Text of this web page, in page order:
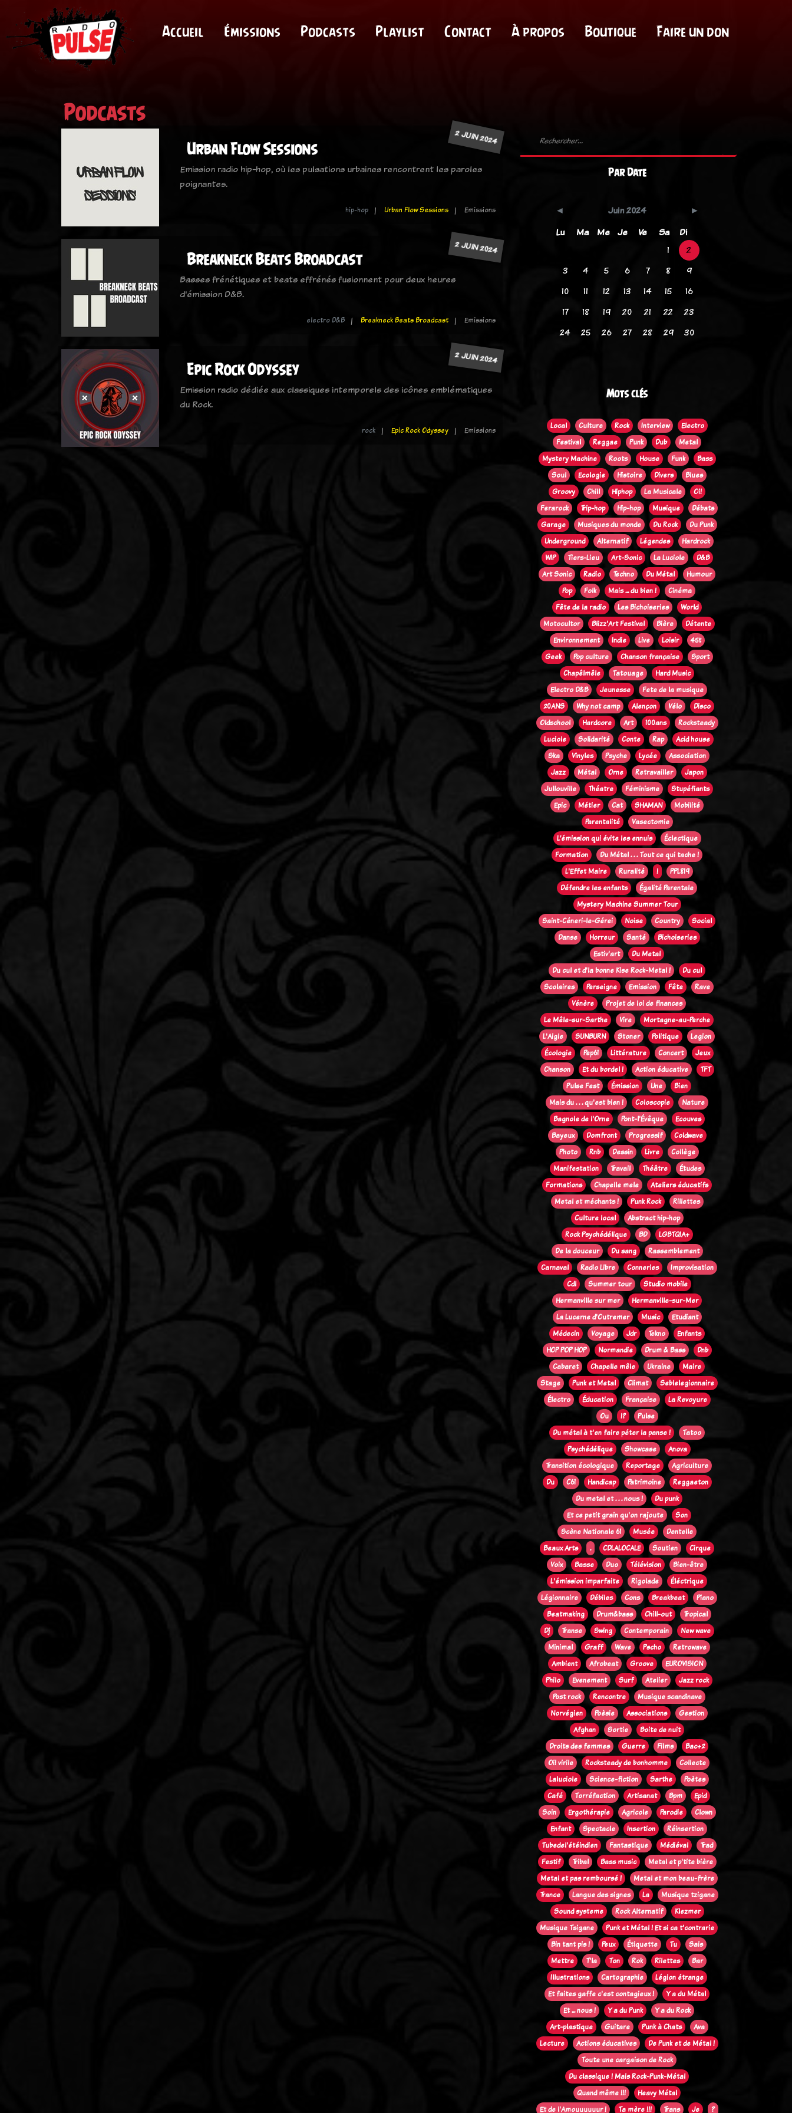
Accueil Émissions Podcasts Playlist Contact À propos Boutique Faire un don
Podcasts
2 JUIN 2024
Urban Flow Sessions
Emission radio hip-hop, où les pulsations urbaines rencontrent les paroles
poignantes.
hip-hop Urban Flow Sessions Emissions
2 JUIN 2024
Breakneck Beats Broadcast
Basses frénétiques et beats effrénés fusionnent pour deux heures
d'émission D&B.
electro D&B Breakneck Beats Broadcast Emissions
2 JUIN 2024
Epic Rock Odyssey
Emission radio dédiée aux classiques intemporels des icônes emblématiques
du Rock.
rock Epic Rock Odyssey Emissions
Par Date
Juin 2024
Lu
Ma Me Je Ve Sa
Di
1
2
3
4 5 6 7 8
9
10
11 12 13 14 15
16
17
18 19 20 21 22
23
24
25 26 27 28 29 30
Mots clés
Local Culture Rock Interview
Electro
Festival
Reggae Punk Dub
Metal
Mystery Machine
Roots House Funk
Bass
Soul
Ecologie Histoire Divers
Blues
Groovy
Chill Hiphop La Musicale
Oi!
Ferarock
Trip-hop Hip-hop Musique
Débats
Garage
Musiques du monde Du Rock
Du Punk
Underground
Alternatif Légendes
Hardrock
WIP
Tiers-Lieu Art-Sonic La Luciole
D&B
Art Sonic
Radio Techno Du Métal
Humour
Pop
Folk Mais ... du bien !
Cinéma
Fête de la radio
Les Bichoiseries
World
Motocultor
Blizz'Art Festival Bière
Détente
Environnement
Indie Live Loisir
45t
Geek
Pop culture Chanson française
Sport
Chapêlmêle
Tatouage
Hard Music
Electro D&B
Jeunesse
Fete de la musique
20ANS
Why not camp Alençon Vélo
Disco
Oldschool
Hardcore Art 100ans
Rocksteady
Luciole
Solidarité Conte Rap
Acid house
Ska
Vinyles Psyche Lycée
Association
Jazz
Métal Orne Retravailler
Japon
Jullouville
Théatre Féminisme
Stupéfiants
Epic
Métier Cat SHAMAN
Mobilité
Parentalité
Vasectomie
L’émission qui évite les ennuis
Éclectique
Formation
Du Métal . . . Tout ce qui tache !
L'Effet Maire
Ruralité !
PPL819
Défendre les enfants
Égalité Parentale
Mystery Machine Summer Tour
Saint-Céneri-le-Gérei
Noise Country
Social
Danse
Horreur Santé
Bichoiseries
Estiv'art
Du Metal
Du cul et d'la bonne Kise Rock-Metal !
Du cul
Scolaires
Perseigne Emission Fête
Rave
Vénère
Projet de loi de finances
Le Mêle-sur-Sarthe
Vire
Mortagne-au-Perche
L'Aigle
SUNBURN Stoner Politique
Legion
Écologie
Pep61 Littérature Concert
Jeux
Chanson
Et du bordel ! Action éducative
TFT
Pulse Fest
Émission Une
Bien
Mais du . . . qu'est bien !
Coloscopie
Nature
Bagnole de l'Orne
Pont-l'Évêque
Ecouves
Bayeux
Domfront Progressif
Coldwave
Photo
Rnb Dessin Livre
Collège
Manifestation
Travail Théâtre
Études
Formations
Chapelle mele
Ateliers éducatifs
Metal et méchants !
Punk Rock
Rillettes
Culture local
Abstract hip-hop
Rock Psychédélique
BD
LGBTQIA+
De la douceur
Du sang
Rassemblement
Carnaval
Radio Libre Conneries
Improvisation
Cdl
Summer tour
Studio mobile
Hermanville sur mer
Hermanville-sur-Mer
La Lucerne d'Outremer
Music
Etudiant
Médecin
Voyage Jdr Tekno
Enfants
HOP POP HOP
Normandie Drum & Bass
Dnb
Cabaret
Chapelle mêle Ukraine
Maire
Stage
Punk et Metal Climat
Seblelegionnaire
Électro
Éducation Française
La Revoyure
Ou
!?
Pulse
Du métal à t'en faire péter la panse !
Tatoo
Psychédélique
Showcase
Anova
Transition écologique
Reportage
Agriculture
Du
C61 Handicap Patrimoine
Reggaeton
Du metal et . . . nous !
Du punk
Et ce petit grain qu'on rajoute
Son
Scène Nationale 61
Musée
Dentelle
Beaux Arts
. CDLALOCALE Soutien
Cirque
Voix
Basse Duo Télévision
Bien-être
L'émission imparfaite
Rigolade
Éléctrique
Légionnaire
Débiles Cons Breakbeat
Piano
Beatmaking
Drum&bass Chill-out
Tropical
Dj
Transe Swing Contemporain
New wave
Minimal
Graff Wave Pscho
Retrowave
Ambient
Afrobeat Groove
EUROVISION
Philo
Evenement Surf Atelier
Jazz rock
Post rock
Rencontre
Musique scandinave
Norvégien
Poèsie Associations
Gestion
Afghan
Sortie
Boite de nuit
Droits des femmes
Guerre Films
Bac+2
Oi! virile
Rocksteady de bonhomme
Collecte
Laluciole
Science-fiction Sarthe
Poètes
Café
Torréfaction Artisanat Bpm
Epid
Soin
Ergothérapie Agricole Parodie
Clown
Enfant
Spectacle Insertion
Réinsertion
Tubedel'étéindien
Fantastique Médiéval
Trad
Festif
Tribal Bass music
Metal et p'tite bière
Metal et pas remboursé !
Metal et mon beau-frère
Trance
Langue des signes La
Musique tzigane
Sound systeme
Rock Alternatif
Klezmer
Musique Tsigane
Punk et Métal ! Et si ca t'contrarie
Bin tant pis !
Peux Étiquette Tu
Sais
Mettre
T'la Ton Rok Rilettes
Bar
Illustrations
Cartographie
Légion étrange
Et faites gaffe c'est contagieux !
Y a du Métal
Et ... nous !
Y a du Punk
Y a du Rock
Art-plastique
Guitare Punk à Chats
Ava
Lecture
Actions éducatives
De Punk et de Métal !
Toute une cargaison de Rock
Du classique ! Mais Rock-Punk-Métal
Quand même !!!
Heavy Métal
Et de l'Amouuuuuur !
Ta mère !!! Trans Je ?